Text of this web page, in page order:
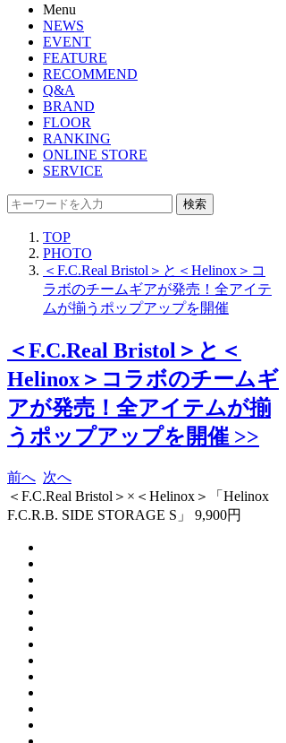
Menu
NEWS
EVENT
FEATURE
RECOMMEND
Q&A
BRAND
FLOOR
RANKING
ONLINE STORE
SERVICE
検索
TOP
PHOTO
＜F.C.Real Bristol＞と＜Helinox＞コ
ラボのチームギアが発売！全アイテ
ムが揃うポップアップを開催
＜F.C.Real Bristol＞と＜
Helinox＞コラボのチームギ
アが発売！全アイテムが揃
うポップアップを開催 >>
前へ 次へ
＜F.C.Real Bristol＞×＜Helinox＞「Helinox
F.C.R.B. SIDE STORAGE S」 9,900円